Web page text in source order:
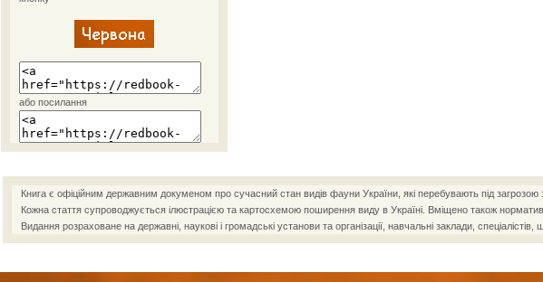
або посилання
Книга є офіційним державним докуменом про сучасний стан видів фауни України, які перебувають під
Кожна стаття супроводжується ілюстрацією та картосхемою поширення виду в Україні. Вміщено також
Видання розраховане на державні, наукові і громадські установи та організації, навчальні заклади,